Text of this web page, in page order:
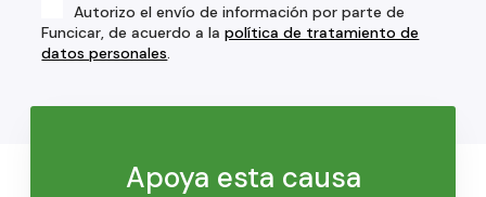
Autorizo el envío de información por parte de
Funcicar, de acuerdo a lapolítica de tratamiento de
datos personales.
Apoya esta causa